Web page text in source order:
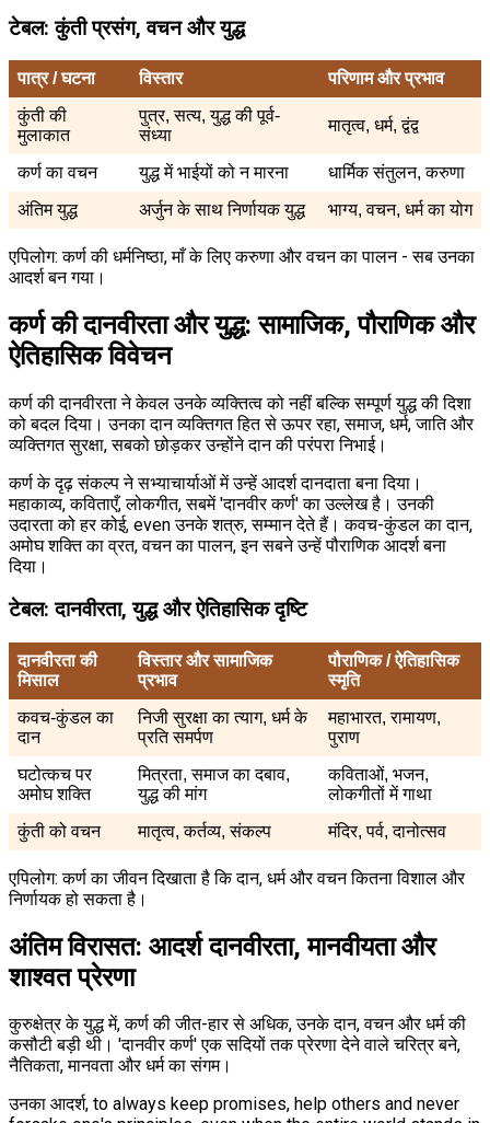
टेबल: कुंती प्रसंग, वचन और युद्ध
पात्र / घटना विस्तार
परिणाम और प्रभाव
कुंती की
मुलाकात
पुत्र, सत्य, युद्ध की पूर्व-
संध्या
मातृत्व, धर्म, द्वंद्व
कर्ण का वचन युद्ध में भाईयों को न मारना
धार्मिक संतुलन, करुणा
अंतिम युद्ध
अर्जुन के साथ निर्णायक युद्ध भाग्य, वचन, धर्म का योग
एपिलोग: कर्ण की धर्मनिष्ठा, माँ के लिए करुणा और वचन का पालन - सब उनका
आदर्श बन गया।
कर्ण की दानवीरता और युद्ध: सामाजिक, पौराणिक और
ऐतिहासिक विवेचन
कर्ण की दानवीरता ने केवल उनके व्यक्तित्व को नहीं बल्कि सम्पूर्ण युद्ध की दिशा
को बदल दिया। उनका दान व्यक्तिगत हित से ऊपर रहा, समाज, धर्म, जाति और
व्यक्तिगत सुरक्षा, सबको छोड़कर उन्होंने दान की परंपरा निभाई।
कर्ण के दृढ़ संकल्प ने सभ्याचार्याओं में उन्हें आदर्श दानदाता बना दिया।
महाकाव्य, कविताएँ, लोकगीत, सबमें 'दानवीर कर्ण' का उल्लेख है। उनकी
उदारता को हर कोई, even उनके शत्रु, सम्मान देते हैं। कवच-कुंडल का दान,
अमोघ शक्ति का व्रत, वचन का पालन, इन सबने उन्हें पौराणिक आदर्श बना
दिया।
टेबल: दानवीरता, युद्ध और ऐतिहासिक दृष्टि
दानवीरता की
मिसाल
विस्तार और सामाजिक
प्रभाव
पौराणिक / ऐतिहासिक
स्मृति
कवच-कुंडल का
दान
निजी सुरक्षा का त्याग, धर्म के
प्रति समर्पण
महाभारत, रामायण,
पुराण
घटोत्कच पर
अमोघ शक्ति
मित्रता, समाज का दबाव,
युद्ध की मांग
कविताओं, भजन,
लोकगीतों में गाथा
कुंती को वचन
मातृत्व, कर्तव्य, संकल्प मंदिर, पर्व, दानोत्सव
एपिलोग: कर्ण का जीवन दिखाता है कि दान, धर्म और वचन कितना विशाल और
निर्णायक हो सकता है।
अंतिम विरासत: आदर्श दानवीरता, मानवीयता और
शाश्वत प्रेरणा
कुरुक्षेत्र के युद्ध में, कर्ण की जीत-हार से अधिक, उनके दान, वचन और धर्म की
कसौटी बड़ी थी। 'दानवीर कर्ण' एक सदियों तक प्रेरणा देने वाले चरित्र बने,
नैतिकता, मानवता और धर्म का संगम।
उनका आदर्श, to always keep promises, help others and never